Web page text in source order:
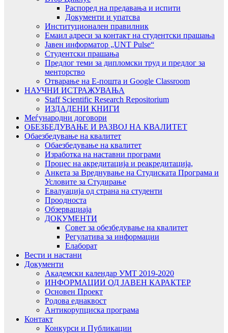
Распоред на предавањa и испити
Документи и упатсва
Институционален правилник
Емаил адреси за контакт на студентски прашања
Јавен информатор „UNT Pulse“
Студентски прашања
Предлог теми за дипломски труд и предлог за
менторство
Отварање на Е-пошта и Google Classroom
НАУЧНИ ИСТРАЖУВАЊА
Staff Scientific Research Repositorium
ИЗДАДЕНИ КНИГИ
Меѓународни договори
ОБЕЗБЕДУВАЊЕ И РАЗВОЈ НА КВАЛИТЕТ
Обаезбедување на квалитет
Обаезбедување на квалитет
Изработка на наставни програми
Процес на акредитација и реакредитација,
Анкета за Вреднување на Студиската Програма и
Условите за Студирање
Евалуација од страна на студенти
Проодноста
Обзервациаја
ДОКУМЕНТИ
Совет за обезбедување на квалитет
Регулатива за информации
Елаборат
Вести и настани
Документи
Академски календар УМТ 2019-2020
ИНФОРМАЦИИ ОД ЈАВЕН КАРАКТЕР
Основен Проект
Родова еднаквост
Антикорупциска програма
Контакт
Конкурси и Публикации